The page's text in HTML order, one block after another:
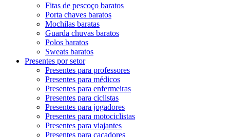
Fitas de pescoço baratos
Porta chaves baratos
Mochilas baratas
Guarda chuvas baratos
Polos baratos
Sweats baratos
Presentes por setor
Presentes para professores
Presentes para médicos
Presentes para enfermeiras
Presentes para ciclistas
Presentes para jogadores
Presentes para motociclistas
Presentes para viajantes
Presentes para caçadores